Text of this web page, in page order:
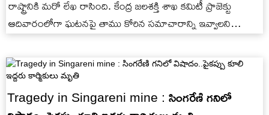
రాష్ట్రానికి మరో లేఖ రాసింది. కేంద్ర జలశక్తి శాఖ కమిటీ ప్రాజెక్టు
ఆదివారంలోగా ఘటనపై తాము కోరిన సమాచారాన్ని ఇవ్వాలని
Tragedy in Singareni mine : సింగరేణి గనిలో